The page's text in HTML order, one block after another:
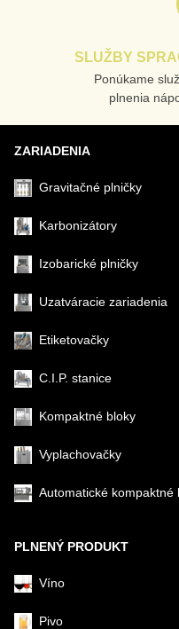
SLUŽBY
Ponúkame
plnenia
ZARIADENIA
Gravitačné plničky
Karbonizátory
Izobarické plničky
Uzatváracie zariadenia
Etiketovačky
C.I.P. stanice
Kompaktné bloky
Vyplachovačky
Automatické kompaktné
PLNENÝ PRODUKT
Víno
Pivo